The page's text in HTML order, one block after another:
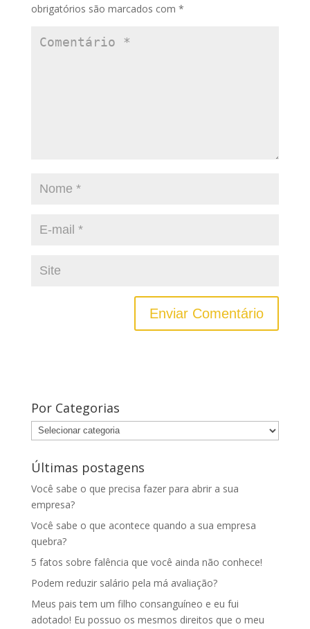
obrigatórios são marcados com *
Por Categorias
Por
Categorias
Últimas postagens
Você sabe o que precisa fazer para abrir a sua
empresa?
Você sabe o que acontece quando a sua empresa
quebra?
5 fatos sobre falência que você ainda não conhece!
Podem reduzir salário pela má avaliação?
Meus pais tem um filho consanguíneo e eu fui
adotado! Eu possuo os mesmos direitos que o meu